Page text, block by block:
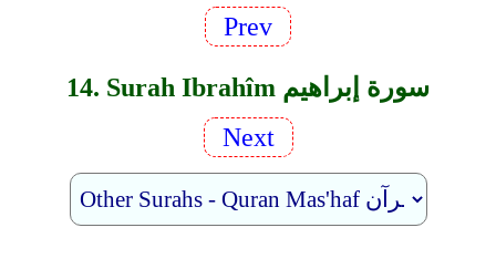
Prev
14. Surah Ibrahîm سورة إبراهيم
Next